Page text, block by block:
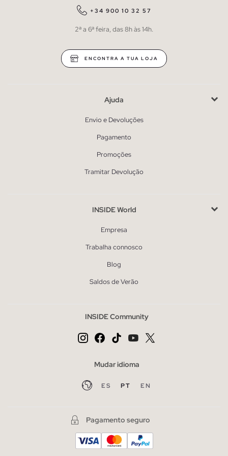
+34 900 10 32 57
2ª a 6ª feira, das 8h às 14h.
ENCONTRA A TUA LOJA
Ajuda
Envio e Devoluções
Pagamento
Promoções
Tramitar Devolução
INSIDE World
Empresa
Trabalha connosco
Blog
Saldos de Verão
INSIDE Community
Mudar idioma
ES PT EN
Pagamento seguro